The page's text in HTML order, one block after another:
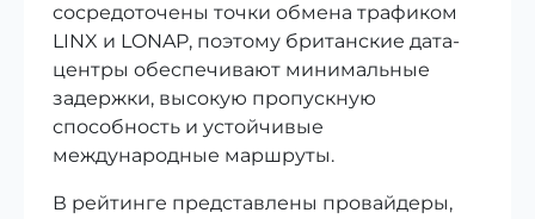
сосредоточены точки обмена трафиком
LINX и LONAP, поэтому британские дата-
центры обеспечивают минимальные
задержки, высокую пропускную
способность и устойчивые
международные маршруты.
В рейтинге представлены провайдеры,